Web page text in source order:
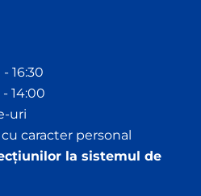
16:30
uri
caracter personal
la sistemul de